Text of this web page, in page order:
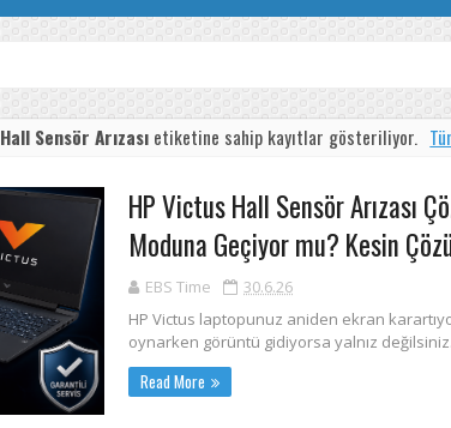
Hall Sensör Arızası etiketine sahip kayıtlar gösteriliyor.
HP Victus Hall Sensör Arızası
Moduna Geçiyor mu? Kesin
EBS Time
30.6.26
HP Victus laptopunuz aniden ekran
oynarken görüntü gidiyorsa yalnız
Read More